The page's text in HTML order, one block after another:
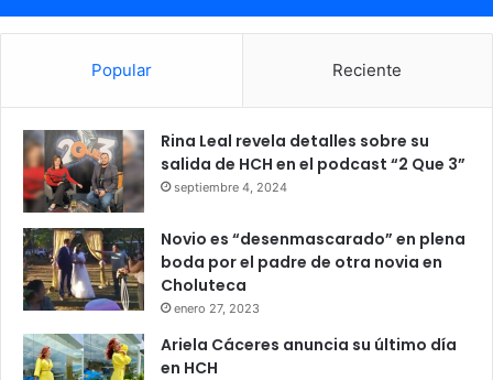
Popular Reciente
Rina Leal revela detalles sobre su
salida de HCH en el podcast “2 Que 3”
septiembre 4, 2024
Novio es “desenmascarado” en plena
boda por el padre de otra novia en
Choluteca
enero 27, 2023
Ariela Cáceres anuncia su último día
en HCH